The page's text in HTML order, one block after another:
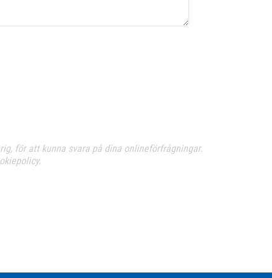
för att kunna svara på dina onlineförfrågningar.